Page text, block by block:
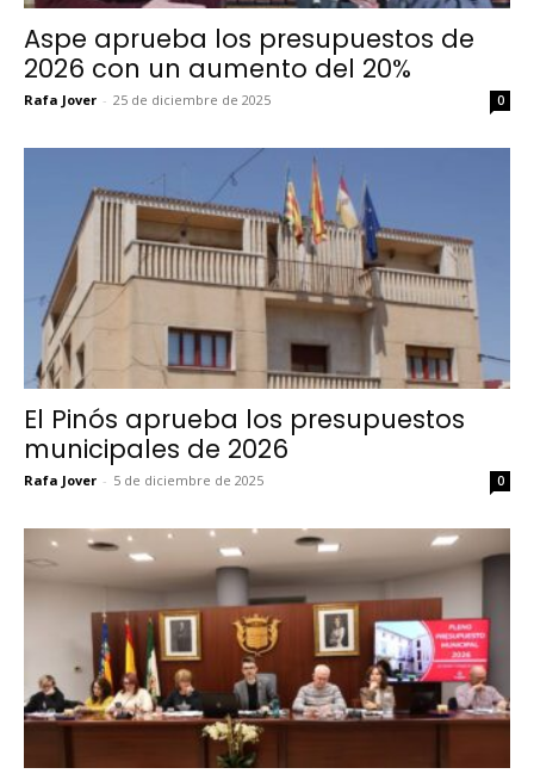
Aspe aprueba los presupuestos de
2026 con un aumento del 20%
Rafa Jover - 25 de diciembre de 2025 0
El Pinós aprueba los presupuestos
municipales de 2026
Rafa Jover - 5 de diciembre de 2025 0